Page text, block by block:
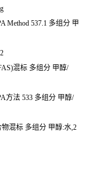
Method 537.1 多组分 甲
混标 多组分 甲醇/
方法 533 多组分 甲醇/
混标 多组分 甲醇:水,2